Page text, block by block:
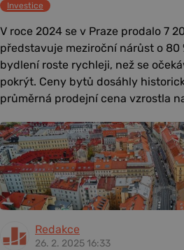
Investice
V roce 2024 se v Praze prodalo 7
představuje meziroční nárůst o 80
bydlení roste rychleji, než se
pokrýt. Ceny bytů dosáhly
průměrná prodejní cena vzrostla
Redakce
26. 2. 2025 16:33